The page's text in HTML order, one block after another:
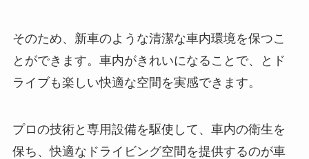
そのため、新車のような清潔な車内環境を保つこ
とができます。車内がきれいになることで、とド
ライブも楽しい快適な空間を実感できます。
プロの技術と専用設備を駆使して、車内の衛生を
保ち、快適なドライビング空間を提供するのが車